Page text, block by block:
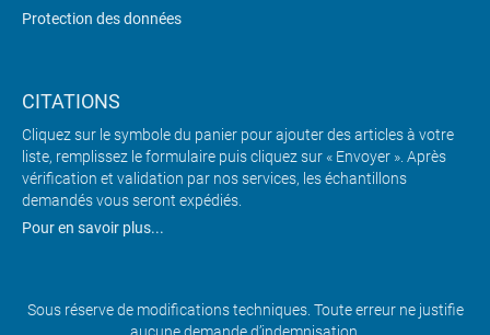
Protection des données
CITATIONS
Cliquez sur le symbole du panier pour ajouter des articles à votre
liste, remplissez le formulaire puis cliquez sur « Envoyer ». Après
vérification et validation par nos services, les échantillons
demandés vous seront expédiés.
Pour en savoir plus...
Sous réserve de modifications techniques. Toute erreur ne justifie